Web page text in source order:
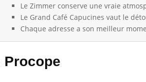
Le Zimmer conserve une vraie
Le Grand Café Capucines vaut le
Chaque adresse a son meilleur
Procope